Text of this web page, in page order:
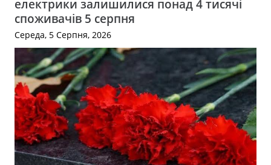
електрики залишилися понад 4 тисячі
споживачів 5 серпня
Середа, 5 Серпня, 2026